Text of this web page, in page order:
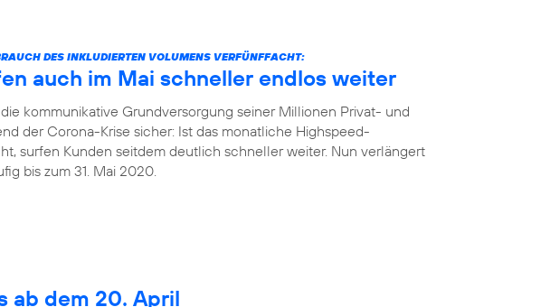
DES INKLUDIERTEN VOLUMENS VERFÜNFFACHT:
auch im Mai schneller endlos weiter
die kommunikative Grundversorgung seiner Millionen Privat- und
der Corona-Krise sicher: Ist das monatliche Highspeed-
surfen Kunden seitdem deutlich schneller weiter. Nun verlängert
bis zum 31. Mai 2020.
ab dem 20. April